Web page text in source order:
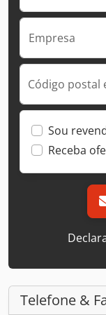
Empresa
Código postal
Sou
Receba
Telefone &